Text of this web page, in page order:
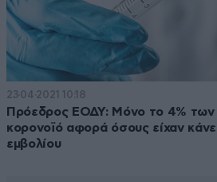
23·04·2021 10:18
Πρόεδρος ΕΟΔΥ: Μόνο το 4%
κορονοϊό αφορά όσους είχαν
εμβολίου